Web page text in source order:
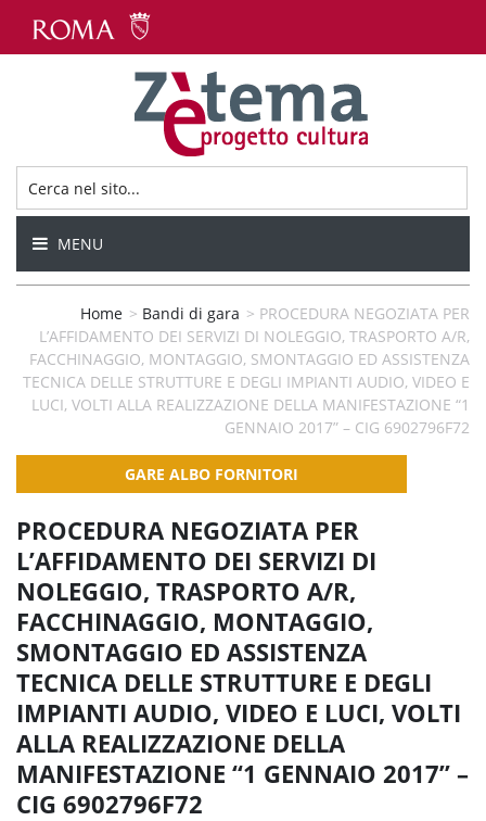
MENU
Home > Bandi di gara > PROCEDURA NEGOZIATA PER
L’AFFIDAMENTO DEI SERVIZI DI NOLEGGIO, TRASPORTO A/R,
FACCHINAGGIO, MONTAGGIO, SMONTAGGIO ED ASSISTENZA
TECNICA DELLE STRUTTURE E DEGLI IMPIANTI AUDIO, VIDEO E
LUCI, VOLTI ALLA REALIZZAZIONE DELLA MANIFESTAZIONE “1
GENNAIO 2017” – CIG 6902796F72
GARE ALBO FORNITORI
PROCEDURA NEGOZIATA PER
L’AFFIDAMENTO DEI SERVIZI DI
NOLEGGIO, TRASPORTO A/R,
FACCHINAGGIO, MONTAGGIO,
SMONTAGGIO ED ASSISTENZA
TECNICA DELLE STRUTTURE E DEGLI
IMPIANTI AUDIO, VIDEO E LUCI, VOLTI
ALLA REALIZZAZIONE DELLA
MANIFESTAZIONE “1 GENNAIO 2017” –
CIG 6902796F72